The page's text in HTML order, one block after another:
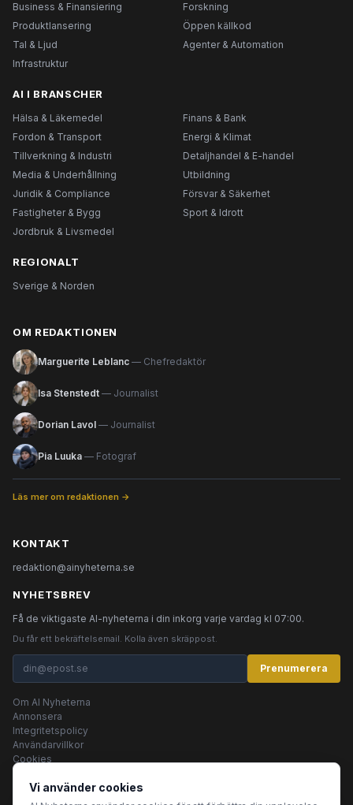
Business & Finansiering
Forskning
Produktlansering
Öppen källkod
Tal & Ljud
Agenter & Automation
Infrastruktur
AI I BRANSCHER
Hälsa & Läkemedel
Finans & Bank
Fordon & Transport
Energi & Klimat
Tillverkning & Industri
Detaljhandel & E-handel
Media & Underhållning
Utbildning
Juridik & Compliance
Försvar & Säkerhet
Fastigheter & Bygg
Sport & Idrott
Jordbruk & Livsmedel
REGIONALT
Sverige & Norden
OM REDAKTIONEN
Marguerite Leblanc — Chefredaktör
Isa Stenstedt — Journalist
Dorian Lavol — Journalist
Pia Luuka — Fotograf
Läs mer om redaktionen →
KONTAKT
redaktion@ainyheterna.se
NYHETSBREV
Få de viktigaste AI-nyheterna i din inkorg varje vardag kl 07:00.
Du får ett bekräftelsemail. Kolla även skräppost.
Prenumerera
Om AI Nyheterna
Annonsera
Integritetspolicy
Användarvillkor
Cookies
Vi använder cookies